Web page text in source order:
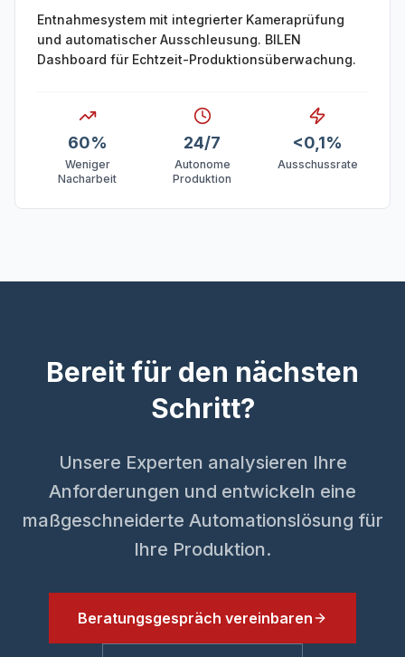
Entnahmesystem mit integrierter Kameraprüfung
und automatischer Ausschleusung. BILEN
Dashboard für Echtzeit-Produktionsüberwachung.
60%
Weniger
Nacharbeit
24/7
Autonome
Produktion
<0,1%
Ausschussrate
Bereit für den nächsten
Schritt?
Unsere Experten analysieren Ihre
Anforderungen und entwickeln eine
maßgeschneiderte Automationslösung für
Ihre Produktion.
Beratungsgespräch vereinbaren